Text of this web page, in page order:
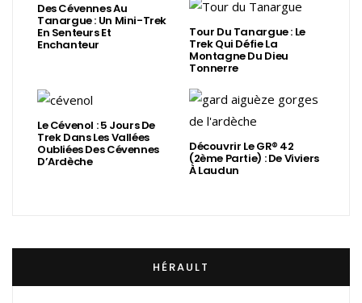
Des Cévennes Au
Tanargue : Un Mini-Trek
En Senteurs Et
Enchanteur
Tour Du Tanargue : Le
Trek Qui Défie La
Montagne Du Dieu
Tonnerre
Le Cévenol : 5 Jours De
Trek Dans Les Vallées
Oubliées Des Cévennes
D’Ardèche
Découvrir Le GR® 42
(2ème Partie) : De Viviers
À Laudun
HÉRAULT